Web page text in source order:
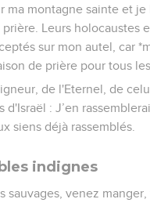
ma montagne sainte et je
prière. Leurs holocaustes
sur mon autel, car
de prière pour tous
de l'Eternel, de
d'Israël : J’en
siens déjà rassemblés.
indignes
sauvages, venez manger,